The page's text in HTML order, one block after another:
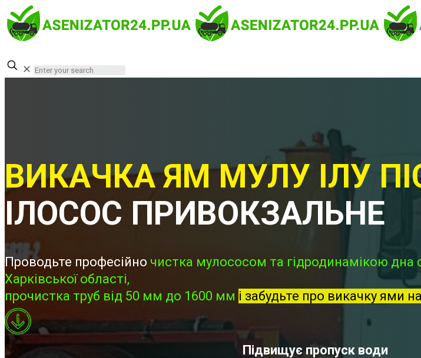
✕
ВИКАЧКА ЯМ МУЛУ ІЛУ
ІЛОСОС ПРИВОКЗАЛЬНЕ
Проводьте професійно чистка мулососом та гідродинамікою дна
Харківської області,
прочистка труб від 50 мм до 1600 мм і забудьте про викачку ями
Підвищує пропуск води